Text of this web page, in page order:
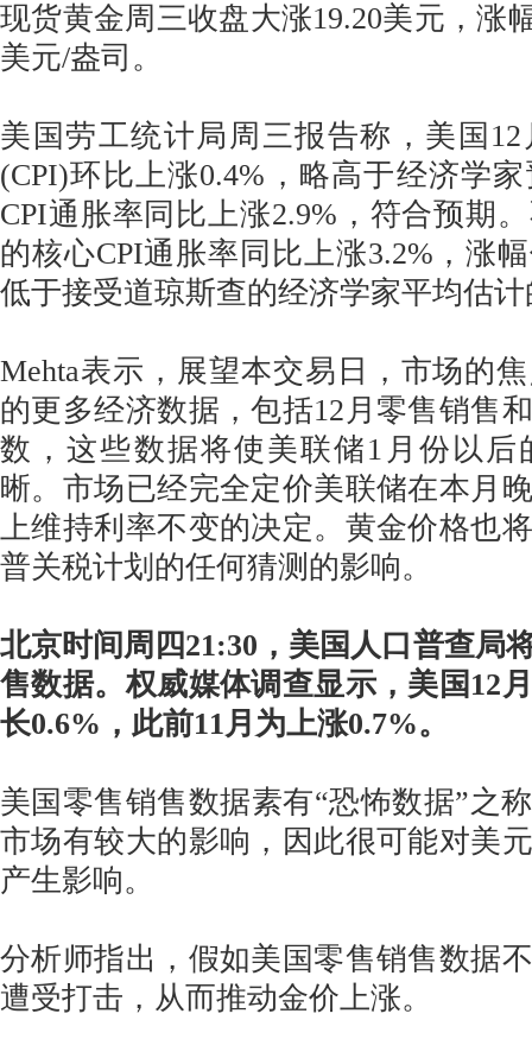
现货黄金周三收盘大涨19.20美元，涨
美元/盎司。
美国劳工统计局周三报告称，美国
(CPI)环比上涨0.4%，略高于经济学
CPI通胀率同比上涨2.9%，符合预期
的核心CPI通胀率同比上涨3.2%，涨
低于接受道琼斯查的经济学家平均估计
Mehta表示，展望本交易日，市场的
的更多经济数据，包括12月零售销售
数，这些数据将使美联储1月份以后
晰。市场已经完全定价美联储在本月
上维持利率不变的决定。黄金价格也
普关税计划的任何猜测的影响。
北京时间周四21:30，美国人口普查局
售数据。权威媒体调查显示，美国12
长0.6%，此前11月为上涨0.7%。
美国零售销售数据素有“恐怖数据”之
市场有较大的影响，因此很可能对美
产生影响。
分析师指出，假如美国零售销售数据
遭受打击，从而推动金价上涨。